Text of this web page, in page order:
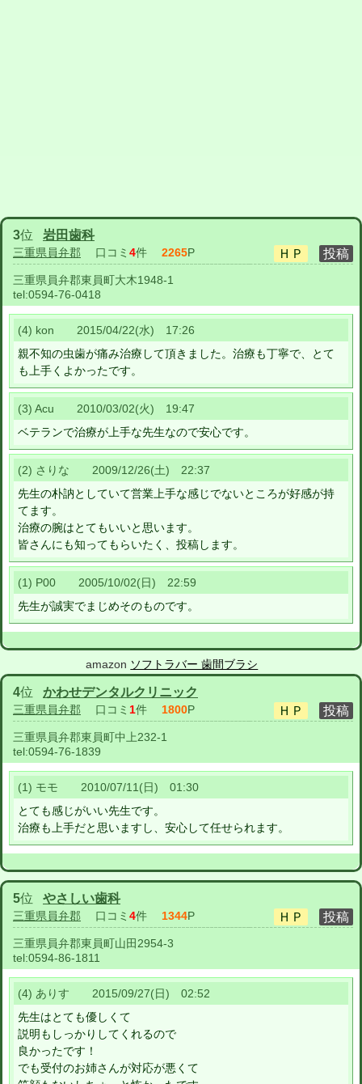
3位 岩田歯科
三重県員弁郡 口コミ 4件 2265P
三重県員弁郡東員町大木1948-1
tel:0594-76-0418
(4) kon 2015/04/22(水) 17:26
親不知の虫歯が痛み治療して頂きました。治療も丁寧で、とて
も上手くよかったです。
(3) Acu 2010/03/02(火) 19:47
ベテランで治療が上手な先生なので安心です。
(2) さりな 2009/12/26(土) 22:37
先生の朴訥としていて営業上手な感じでないところが好感が持
てます。
治療の腕はとてもいいと思います。
皆さんにも知ってもらいたく、投稿します。
(1) P00 2005/10/02(日) 22:59
先生が誠実でまじめそのものです。
amazon ソフトラバー 歯間ブラシ
4位 かわせデンタルクリニック
三重県員弁郡 口コミ 1件 1800P
三重県員弁郡東員町中上232-1
tel:0594-76-1839
(1) モモ 2010/07/11(日) 01:30
とても感じがいい先生です。
治療も上手だと思いますし、安心して任せられます。
5位 やさしい歯科
三重県員弁郡 口コミ 4件 1344P
三重県員弁郡東員町山田2954-3
tel:0594-86-1811
(4) ありす 2015/09/27(日) 02:52
先生はとても優しくて
説明もしっかりしてくれるので
良かったです！
でも受付のお姉さんが対応が悪くて